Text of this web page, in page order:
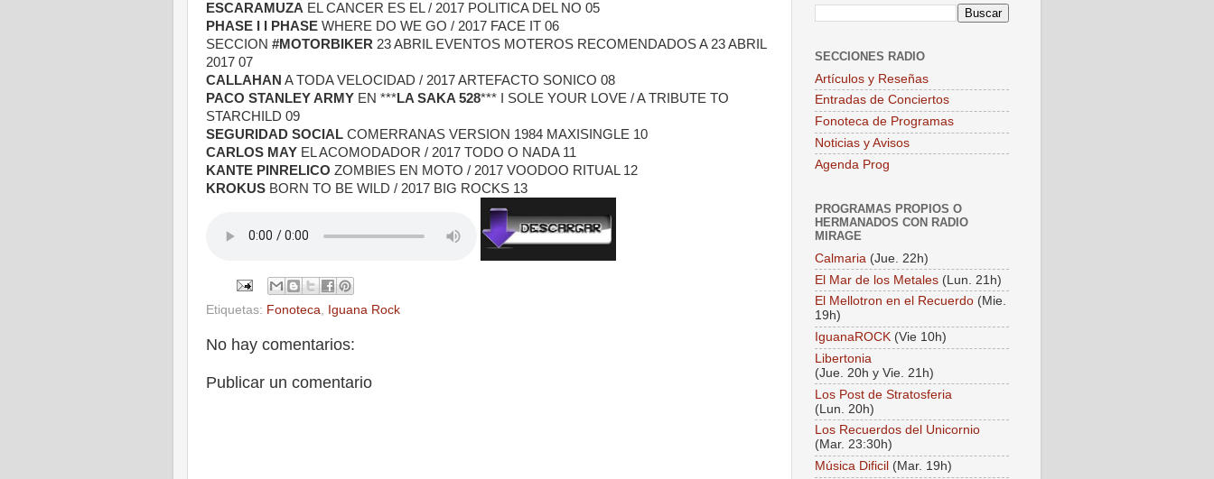
ESCARAMUZA EL CANCER ES EL / 2017 POLITICA DEL NO 05
PHASE I I PHASE WHERE DO WE GO / 2017 FACE IT 06
SECCION #MOTORBIKER 23 ABRIL EVENTOS MOTEROS RECOMENDADOS A 23 ABRIL
2017 07
CALLAHAN A TODA VELOCIDAD / 2017 ARTEFACTO SONICO 08
PACO STANLEY ARMY EN ***LA SAKA 528*** I SOLE YOUR LOVE / A TRIBUTE TO
STARCHILD 09
SEGURIDAD SOCIAL COMERRANAS VERSION 1984 MAXISINGLE 10
CARLOS MAY EL ACOMODADOR / 2017 TODO O NADA 11
KANTE PINRELICO ZOMBIES EN MOTO / 2017 VOODOO RITUAL 12
KROKUS BORN TO BE WILD / 2017 BIG ROCKS 13
Etiquetas: Fonoteca, Iguana Rock
No hay comentarios:
Publicar un comentario
SECCIONES RADIO
Artículos y Reseñas
Entradas de Conciertos
Fonoteca de Programas
Noticias y Avisos
Agenda Prog
PROGRAMAS PROPIOS O
HERMANADOS CON RADIO
MIRAGE
Calmaria (Jue. 22h)
El Mar de los Metales (Lun. 21h)
El Mellotron en el Recuerdo (Mie.
19h)
IguanaROCK (Vie 10h)
Libertonia
(Jue. 20h y Vie. 21h)
Los Post de Stratosferia
(Lun. 20h)
Los Recuerdos del Unicornio
(Mar. 23:30h)
Música Dificil (Mar. 19h)